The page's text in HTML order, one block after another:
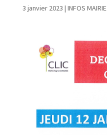
3 janvier 2023 | INFOS MAIRIE